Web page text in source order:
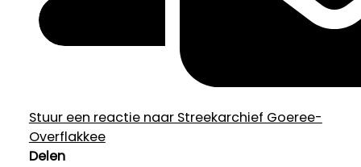
Stuur een reactie naar Streekarchief Goeree-
Overflakkee
Delen